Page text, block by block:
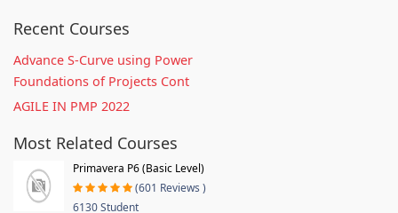
Recent Courses
Advance S-Curve using Power
Foundations of Projects Cont
AGILE IN PMP 2022
Most Related Courses
Primavera P6 (Basic Level)
(601 Reviews )
6130 Student